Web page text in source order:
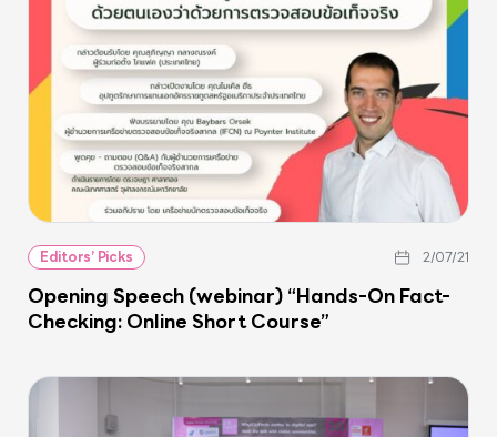
Editors’ Picks 2/07/21
Opening Speech (webinar) “Hands-On Fact-
Checking: Online Short Course”